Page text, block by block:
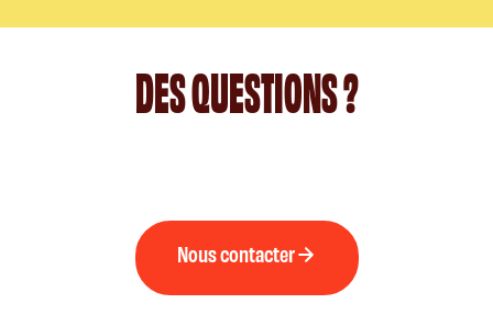
DES QUESTIONS ?
Nous contacter